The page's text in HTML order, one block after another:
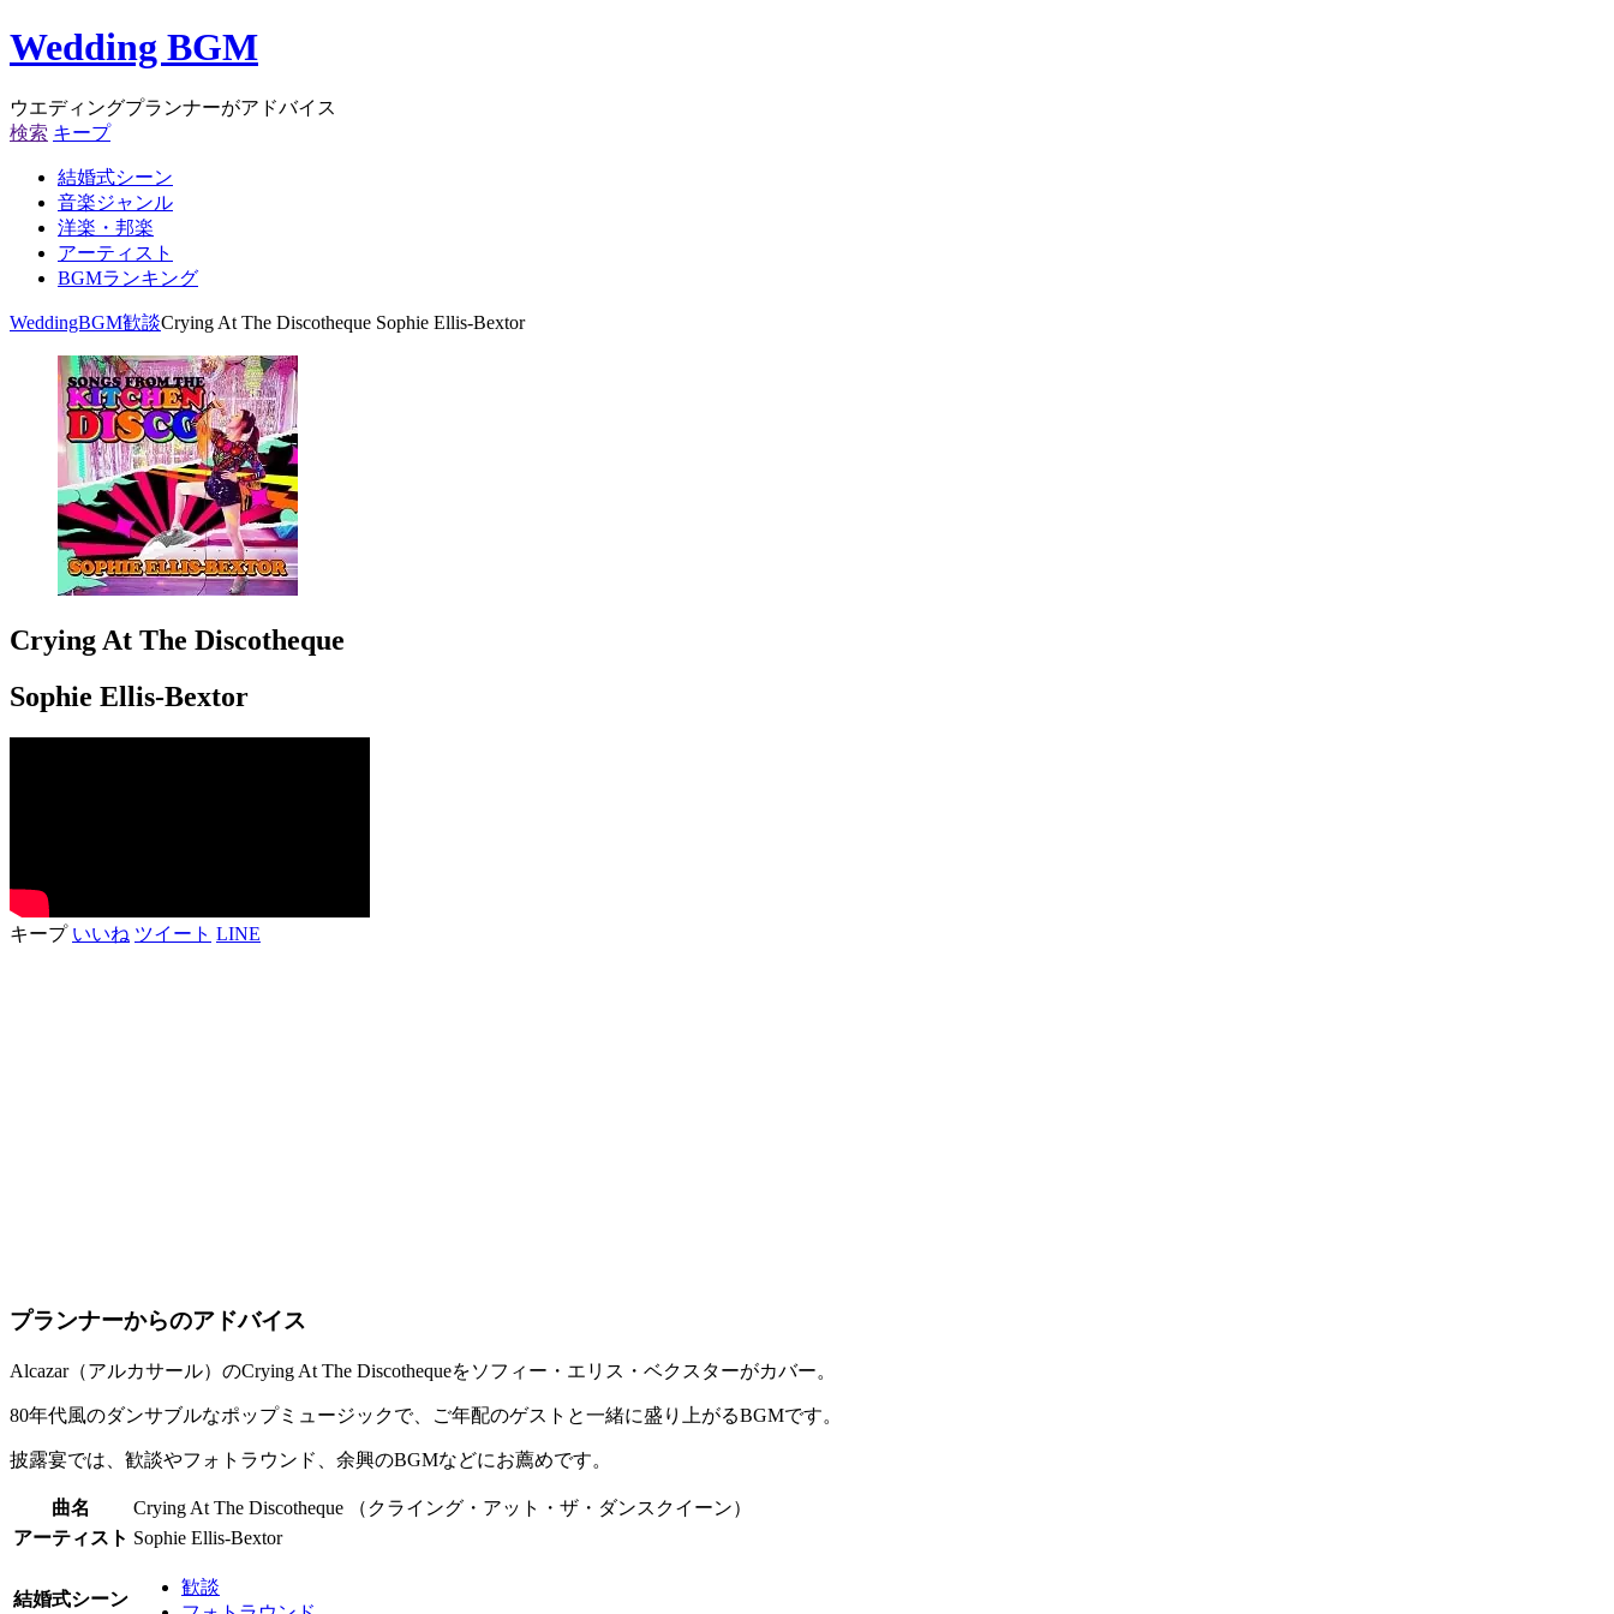
Wedding BGM
ウエディングプランナーがアドバイス
検索 キープ
結婚式シーン
音楽ジャンル
洋楽・邦楽
アーティスト
BGMランキング
WeddingBGM歓談Crying At The Discotheque Sophie Ellis-Bextor
Crying At The Discotheque
Sophie Ellis-Bextor
キープ いいね ツイート LINE
プランナーからのアドバイス
Alcazar（アルカサール）のCrying At The Discothequeをソフィー・エリス・ベクスターがカバー。
80年代風のダンサブルなポップミュージックで、ご年配のゲストと一緒に盛り上がるBGMです。
披露宴では、歓談やフォトラウンド、余興のBGMなどにお薦めです。
曲名
Crying At The Discotheque （クライング・アット・ザ・ダンスクイーン）
アーティスト Sophie Ellis-Bextor
結婚式シーン
歓談